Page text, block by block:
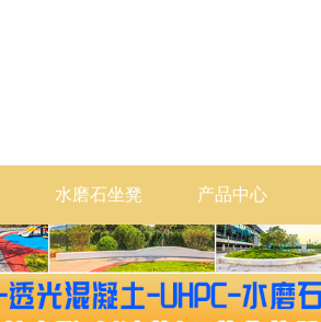
水磨石坐凳 产品中心